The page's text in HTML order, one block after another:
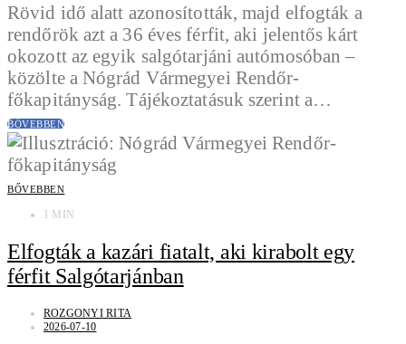
Rövid idő alatt azonosították, majd elfogták a
rendőrök azt a 36 éves férfit, aki jelentős kárt
okozott az egyik salgótarjáni autómosóban –
közölte a Nógrád Vármegyei Rendőr-
főkapitányság. Tájékoztatásuk szerint a…
BŐVEBBEN
BŐVEBBEN
1 MIN
Elfogták a kazári fiatalt, aki kirabolt egy
férfit Salgótarjánban
ROZGONYI RITA
2026-07-10